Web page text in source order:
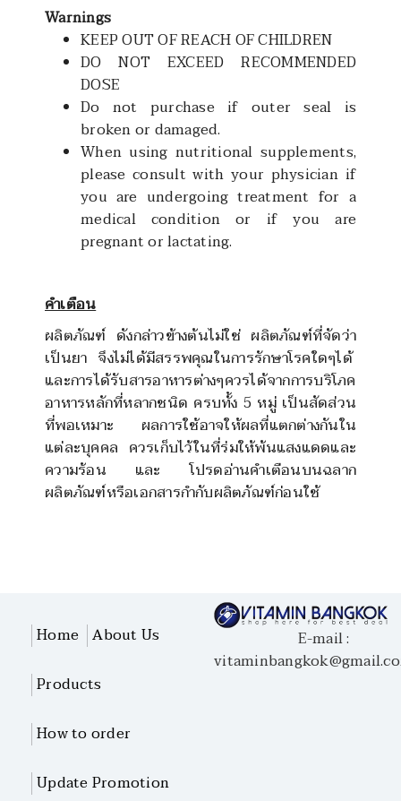
Warnings
KEEP OUT OF REACH OF CHILDREN
DO NOT EXCEED RECOMMENDED
DOSE
Do not purchase if outer seal is
broken or damaged.
When using nutritional supplements,
please consult with your physician if
you are undergoing treatment for a
medical condition or if you are
pregnant or lactating.
คำเตือน
ผลิตภัณฑ์ ดังกล่าวข้างต้นไม่ใช่ ผลิตภัณฑ์ที่จัดว่า
เป็นยา จึงไม่ได้มีสรรพคุณในการรักษาโรคใดๆได้
และการได้รับสารอาหารต่างๆควรได้จากการบริโภค
อาหารหลักที่หลากชนิด ครบทั้ง 5 หมู่ เป็นสัดส่วน
ที่พอเหมาะ ผลการใช้อาจให้ผลที่แตกต่างกันใน
แต่ละบุคคล ควรเก็บไว้ในที่ร่มให้พ้นแสงแดดและ
ความร้อน และ โปรดอ่านคำเตือนบนฉลาก
ผลิตภัณฑ์หรือเอกสารกำกับผลิตภัณฑ์ก่อนใช้
Home About Us
Products
How to order
Update Promotion
E-mail :